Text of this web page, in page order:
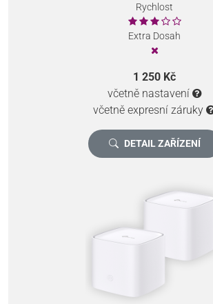
Rychlost
Extra Dosah
1 250 Kč
včetně nastavení
včetně expresní záruky
DETAIL ZAŘÍZENÍ